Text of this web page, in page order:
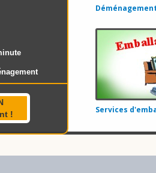
!
Services